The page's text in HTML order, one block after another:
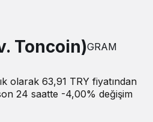
Toncoin)GRAM
olarak 63,91 TRY fiyatından
24 saatte -4,00% değişim